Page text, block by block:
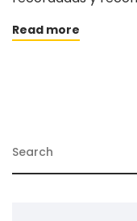
Read more